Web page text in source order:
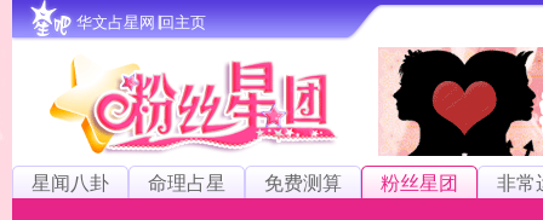
华文占星网∣回主页
星闻八卦 命理占星 免费测算 粉丝星团 非常